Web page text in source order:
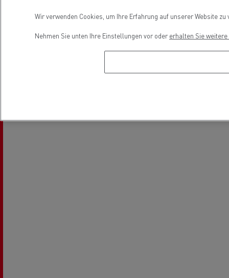
Location
Wir verwenden Cookies, um Ihre Erfahrung auf unserer Website
Nehmen Sie unten Ihre Einstellungen vor oder erhalten Sie